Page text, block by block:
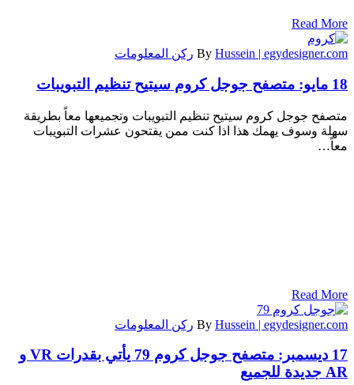
Read More
By Hussein | egydesigner.com ركن المعلومات
18 مايو: متصفح جوجل كروم سيتيح تنظيم التبويبات
متصفح جوجل كروم سيتيح تنظيم التبويبات وتجميعها معاً بطريقة
سهلة وسوف يهمك هذا اذا كنت ممن يفتحون عشرات التبويبات
معاً…
Read More
By Hussein | egydesigner.com ركن المعلومات
17 ديسمبر:
متصفح جوجل كروم 79 يأتي بقدرات VR و
AR جديدة للجميع